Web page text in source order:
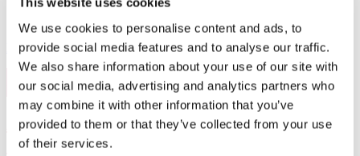
We use cookies to personalise content and ads, to
provide social media features and to analyse our traffic.
We also share information about your use of our site with
our social media, advertising and analytics partners who
may combine it with other information that you’ve
provided to them or that they’ve collected from your use
of their services.
Leggi di più
Feb, 2021
Assocarta e tutti i consumatori industriali
di energia riuniti nel Tavolo della